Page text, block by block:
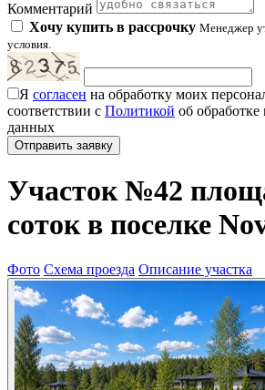
Комментарий
Хочу купить в рассрочку Менеджер
условия.
Я согласен на обработку моих
соответствии с Политикой об
данных
Участок №42
соток в поселке
Фото Схема проезда Описание участка